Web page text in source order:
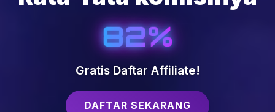
82%
Gratis Daftar Affiliate!
DAFTAR SEKARANG